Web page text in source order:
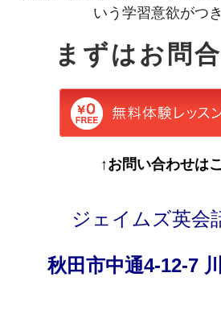
いう学習意欲がつ
まずはお問
↑お問い合わせは
ジェイムズ英会
秋田市中通4-12-7